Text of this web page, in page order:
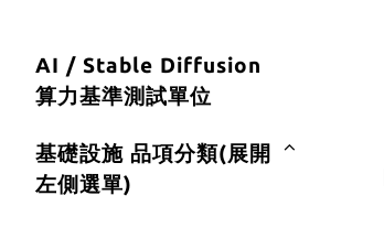
AI / Stable Diffusion
算力基準測試單位
基礎設施 品項分類(展開
左側選單)